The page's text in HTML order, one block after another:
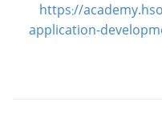
https://
application-